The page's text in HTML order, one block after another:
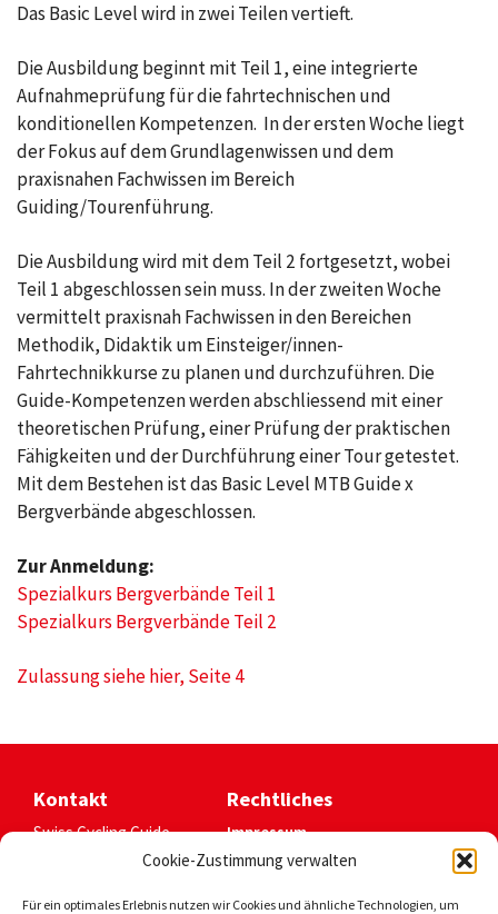
Cookie-Zustimmung verwalten
Für ein optimales Erlebnis nutzen wir Cookies und ähnliche Technologien, um
Das Basic Level wird in zwei Teilen vertieft.
Die Ausbildung beginnt mit Teil 1, eine integrierte
Aufnahmeprüfung für die fahrtechnischen und
konditionellen Kompetenzen. In der ersten Woche liegt
der Fokus auf dem Grundlagenwissen und dem
praxisnahen Fachwissen im Bereich
Guiding/Tourenführung.
Die Ausbildung wird mit dem Teil 2 fortgesetzt, wobei
Teil 1 abgeschlossen sein muss. In der zweiten Woche
vermittelt praxisnah Fachwissen in den Bereichen
Methodik, Didaktik um Einsteiger/innen-
Fahrtechnikkurse zu planen und durchzuführen. Die
Guide-Kompetenzen werden abschliessend mit einer
theoretischen Prüfung, einer Prüfung der praktischen
Fähigkeiten und der Durchführung einer Tour getestet.
Mit dem Bestehen ist das Basic Level MTB Guide x
Bergverbände abgeschlossen.
Zur Anmeldung:
Spezialkurs Bergverbände Teil 1
Spezialkurs Bergverbände Teil 2
Zulassung siehe hier, Seite 4
Kontakt
Swiss Cycling Guide
Sportstrasse 44
Rechtliches
Impressum
Datenschutz
Richtlinien